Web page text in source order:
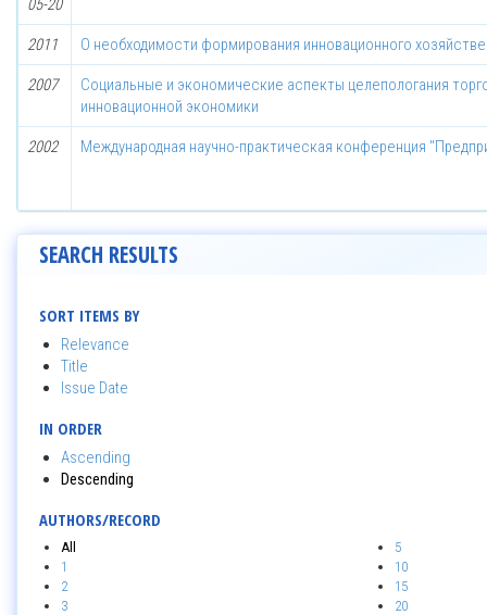
05-20
2011 О необходимости формирования инновационного
2007
Социальные и экономические аспекты целепологания
инновационной экономики
2002 Международная научно-практическая конференция
SEARCH RESULTS
SORT ITEMS BY
Relevance
Title
Issue Date
IN ORDER
Ascending
Descending
AUTHORS/RECORD
All
1
2
3
5
10
15
20